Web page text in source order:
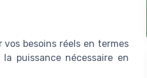
besoins réels en termes
puissance nécessaire en